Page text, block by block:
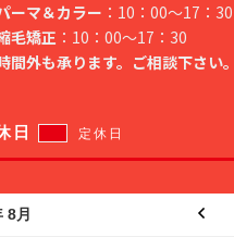
ーマ＆カラー ：10：00～17：30
毛矯正 ：10：00～17：30
間外も承ります。ご相談下さい。
日 定休日
8月